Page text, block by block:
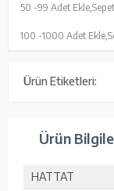
50 -99 Adet Ekle,
100 -1000 Adet Ekle,
Ürün Etiketleri:
Ürün
HATTAT